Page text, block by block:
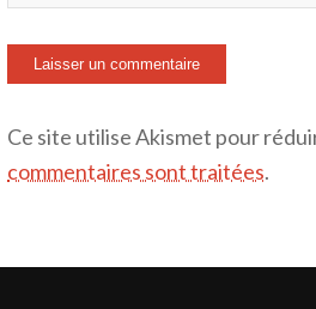
Ce site utilise Akismet pour
commentaires sont traitées.